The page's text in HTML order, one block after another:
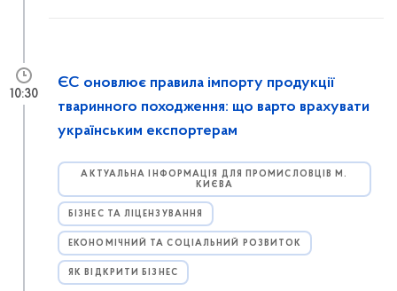
ЄС оновлює правила імпорту продукції
тваринного походження: що варто врахувати
українським експортерам
АКТУАЛЬНА ІНФОРМАЦІЯ ДЛЯ ПРОМИСЛОВЦІВ М.
КИЄВА
БІЗНЕС ТА ЛІЦЕНЗУВАННЯ
ЕКОНОМІЧНИЙ ТА СОЦІАЛЬНИЙ РОЗВИТОК
ЯК ВІДКРИТИ БІЗНЕС
10:30